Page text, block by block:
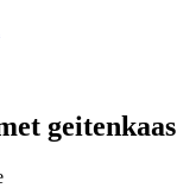
geitenkaas